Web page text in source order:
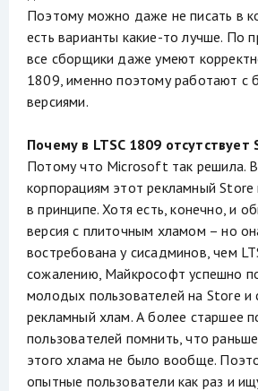
Поэтому можно даже не писать в
есть варианты какие-то лучше. По
все сборщики даже умеют
1809, именно поэтому работают с
версиями.
Почему в LTSC 1809 отсутствует
Потому что Microsoft так решила.
корпорациям этот рекламный
в принципе. Хотя есть, конечно, и
версия с плиточным хламом – но
востребована у сисадминов, чем
сожалению, Майкрософт успешно
молодых пользователей на Store и
рекламный хлам. А более старшее
пользователей помнить, что
этого хлама не было вообще.
опытные пользователи как раз и